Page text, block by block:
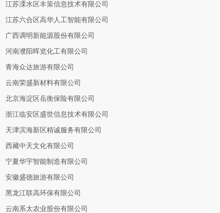
江苏溧水区丰策信息技术有限公司
江苏六合区高华人工智能有限公司
广西调明新能源股份有限公司
河南濮阳晖览化工有限公司
青海众达旅游有限公司
云南荣盛新材料有限公司
北京海淀区岳衡保险有限公司
浙江临安区盛世信息技术有限公司
天津滨海新区精诚服务有限公司
西藏中天文化有限公司
宁夏华宇智能制造有限公司
安徽盛德旅游有限公司
黑龙江联高环保有限公司
云南系太农业股份有限公司